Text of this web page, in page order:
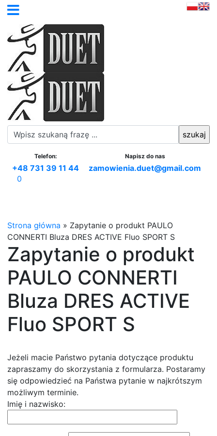
Telefon:
+48 731 39 11 44
Napisz do nas
zamowienia.duet@gmail.com
0
Strona główna » Zapytanie o produkt PAULO
CONNERTI Bluza DRES ACTIVE Fluo SPORT S
Zapytanie o produkt
PAULO CONNERTI
Bluza DRES ACTIVE
Fluo SPORT S
Jeżeli macie Państwo pytania dotyczące produktu
zapraszamy do skorzystania z formularza. Postaramy
się odpowiedzieć na Państwa pytanie w najkrótszym
możliwym terminie.
Imię i nazwisko: